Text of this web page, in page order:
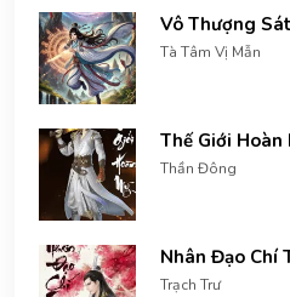
Vô Thượng
Tà Tâm Vị Mẫn
Thế Giới Hoàn
Thần Đông
Nhân Đạo Chí
Trạch Trư